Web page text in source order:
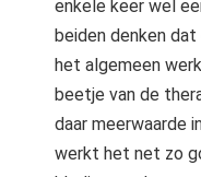
enkele keer wel
beiden denken
het algemeen
beetje van de
daar meerwaarde
werkt het net zo